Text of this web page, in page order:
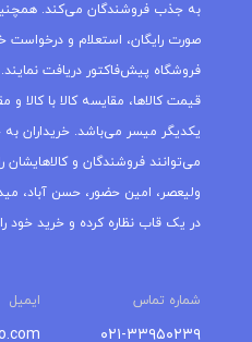
به جذب فروشندگان می‌کند.
صورت رایگان، استعلام و درخواست
فروشگاه پیش‌فاکتور دریافت
قیمت کالاها، مقایسه کالا با کالا
یکدیگر میسر می‌باشد. خریداران به
می‌توانند فروشندگان و کالاهایشان
ولیعصر، امین حضور، حسن آباد،
در یک قاب نظاره کرده و خرید خود
شماره تماس ایمیل
۰۲۱-۳۳۹۵۰۲۳۹